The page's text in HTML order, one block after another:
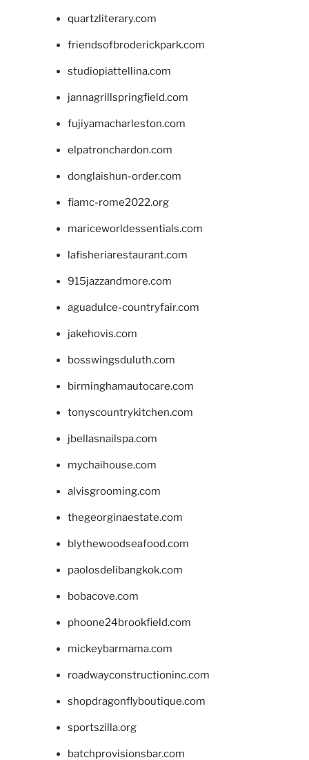
quartzliterary.com
friendsofbroderickpark.com
studiopiattellina.com
jannagrillspringfield.com
fujiyamacharleston.com
elpatronchardon.com
donglaishun-order.com
fiamc-rome2022.org
mariceworldessentials.com
lafisheriarestaurant.com
915jazzandmore.com
aguadulce-countryfair.com
jakehovis.com
bosswingsduluth.com
birminghamautocare.com
tonyscountrykitchen.com
jbellasnailspa.com
mychaihouse.com
alvisgrooming.com
thegeorginaestate.com
blythewoodseafood.com
paolosdelibangkok.com
bobacove.com
phoone24brookfield.com
mickeybarmama.com
roadwayconstructioninc.com
shopdragonflyboutique.com
sportszilla.org
batchprovisionsbar.com